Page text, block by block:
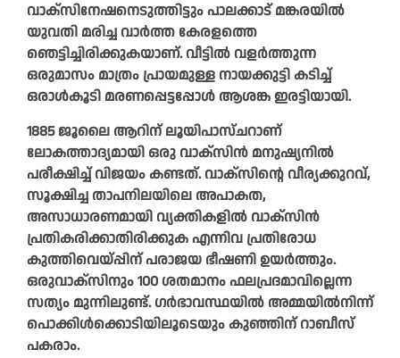
വാക്‌സിനേഷനെടുത്തിട്ടും പാലക്കാട് മങ്കരയിൽ
യുവതി മരിച്ച വാർത്ത കേരളത്തെ
ഞെട്ടിച്ചിരിക്കുകയാണ്. വീട്ടിൽ വളർത്തുന്ന
ഒരുമാസം മാത്രം പ്രായമുള്ള നായക്കുട്ടി കടിച്ച്
ഒരാൾകൂടി മരണപ്പെട്ടപ്പോൾ ആശങ്ക ഇരട്ടിയായി.
1885 ജൂലൈ ആറിന് ലൂയിപാസ്‌ചറാണ്‌
ലോകത്താദ്യമായി ഒരു വാക്‌സിൻ മനുഷ്യനിൽ
പരീക്ഷിച്ച് വിജയം കണ്ടത്. വാക്‌സിന്റെ വീര്യക്കുറവ്,
സൂക്ഷിച്ച താപനിലയിലെ അപാകത,
അസാധാരണമായി വ്യക്തികളിൽ വാക്‌സിൻ
പ്രതികരിക്കാതിരിക്കുക എന്നിവ പ്രതിരോധ
കുത്തിവെയ്പ്പിന് പരാജയ ഭീഷണി ഉയർത്തും.
ഒരുവാക്‌സിനും 100 ശതമാനം ഫലപ്രദമാവില്ലെന്ന
സത്യം മുന്നിലുണ്ട്. ഗർഭാവസ്ഥയിൽ അമ്മയിൽനിന്ന്
പൊക്കിൾക്കൊടിയിലൂടെയും കുഞ്ഞിന് റാബീസ്
പകരാം.